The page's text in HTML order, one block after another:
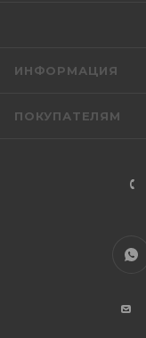
ИНФОРМАЦИЯ
ПОКУПАТЕЛЯМ